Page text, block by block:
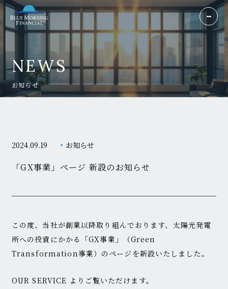
NEWS
お知らせ
2024.09.19 お知らせ
「GX事業」ページ 新設のお知らせ
この度、当社が創業以降取り組んでおります、太陽光発電
所への投資にかかる「GX事業」（Green
Transformation事業）のページを新設いたしました。
OUR SERVICE よりご覧いただけます。